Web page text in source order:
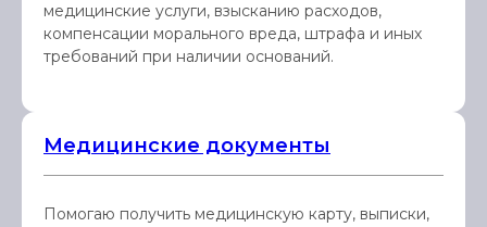
медицинские услуги, взысканию расходов,
компенсации морального вреда, штрафа и иных
требований при наличии оснований.
Медицинские документы
Помогаю получить медицинскую карту, выписки,